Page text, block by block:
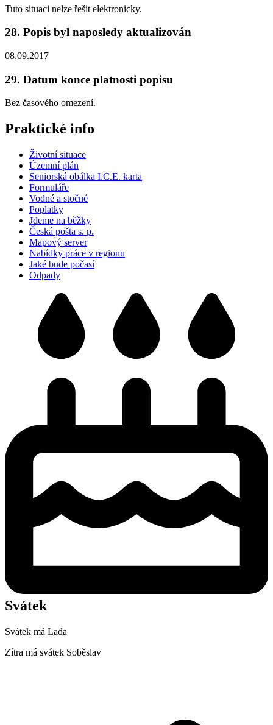
Tuto situaci nelze řešit elektronicky.
28. Popis byl naposledy aktualizován
08.09.2017
29. Datum konce platnosti popisu
Bez časového omezení.
Praktické info
Životní situace
Územní plán
Seniorská obálka I.C.E. karta
Formuláře
Vodné a stočné
Poplatky
Jdeme na běžky
Česká pošta s. p.
Mapový server
Nabídky práce v regionu
Jaké bude počasí
Odpady
Svátek
Svátek má Lada
Zítra má svátek Soběslav